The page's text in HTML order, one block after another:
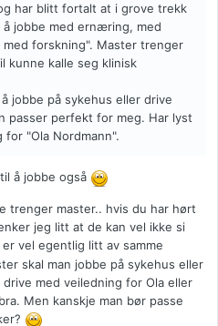
har blitt fortalt at i grove trekk
jobbe med ernæring, med
forskning". Master trenger
kunne kalle seg klinisk
jobbe på sykehus eller drive
passer perfekt for meg. Har lyst
"Ola Nordmann".
å jobbe også
trenger master.. hvis du har hørt
jeg litt at de kan vel ikke si
vel egentlig litt av samme
skal man jobbe på sykehus eller
med veiledning for Ola eller
Men kanskje man bør passe